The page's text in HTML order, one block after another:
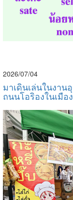
2026/07/04
มาเดินเล่นในงา
ถนนโอริองในเมือ